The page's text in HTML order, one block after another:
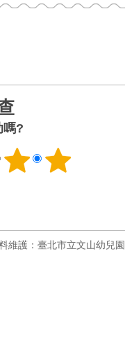
嗎?
維護：臺北市立文山幼兒園